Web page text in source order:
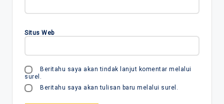
Situs Web
Beritahu saya akan tindak lanjut komentar melalui
surel.
Beritahu saya akan tulisan baru melalui surel.